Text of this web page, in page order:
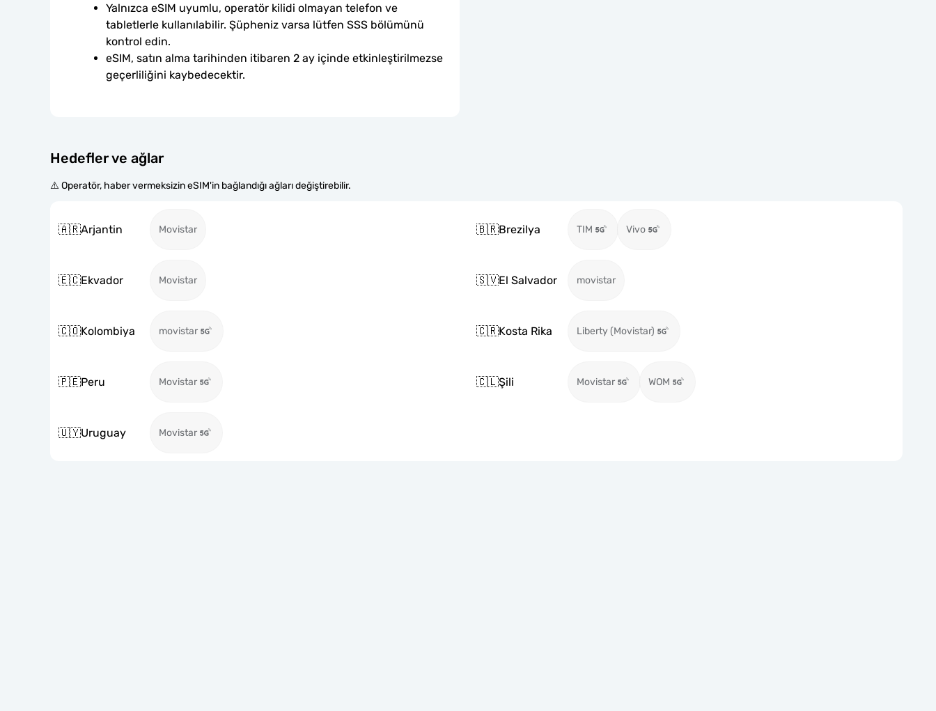
Yalnızca eSIM uyumlu, operatör kilidi olmayan telefon ve
tabletlerle kullanılabilir. Şüpheniz varsa lütfen SSS bölümünü
kontrol edin.
eSIM, satın alma tarihinden itibaren 2 ay içinde etkinleştirilmezse
geçerliliğini kaybedecektir.
Hedefler ve ağlar
⚠️ Operatör, haber vermeksizin eSIM'in bağlandığı ağları değiştirebilir.
🇦🇷Arjantin Movistar 🇧🇷Brezilya TIM Vivo
🇪🇨Ekvador Movistar 🇸🇻El Salvador movistar
🇨🇴Kolombiya movistar 🇨🇷Kosta Rika Liberty (Movistar)
🇵🇪Peru Movistar 🇨🇱Şili Movistar WOM
🇺🇾Uruguay Movistar